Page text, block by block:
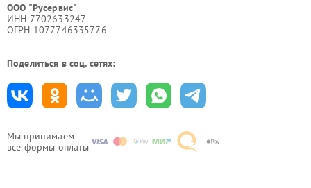
Мы принимаем
все формы оплаты
ООО "Русервис"
ИНН 7702633247
ОГРН 1077746335776
Поделиться в соц. сетях: